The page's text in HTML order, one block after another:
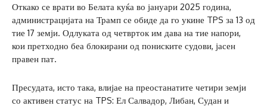
Откако се врати во Белата куќа во јануари 2025 година,
администрацијата на Трамп се обиде да го укине TPS за 13 од
тие 17 земји. Одлуката од четврток им дава на тие напори,
кои претходно беа блокирани од пониските судови, јасен
правен пат.
Пресудата, исто така, влијае на преостанатите четири земји
со активен статус на TPS: Ел Салвадор, Либан, Судан и